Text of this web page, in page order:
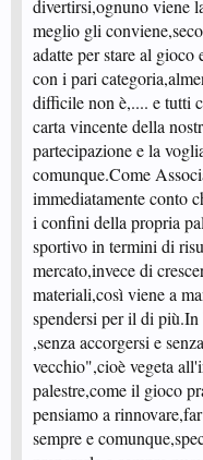
divertirsi,ognuno viene
meglio gli
adatte per stare al
con i pari
difficile non è,.... e tutti
carta vincente della
partecipazione e la
comunque.Come
immediatamente conto
i confini della propria
sportivo in termini di
mercato,invece di
materiali,così viene a
spendersi per il di
,senza accorgersi e
vecchio",cioè vegeta
palestre,come il gioco
pensiamo a
sempre e